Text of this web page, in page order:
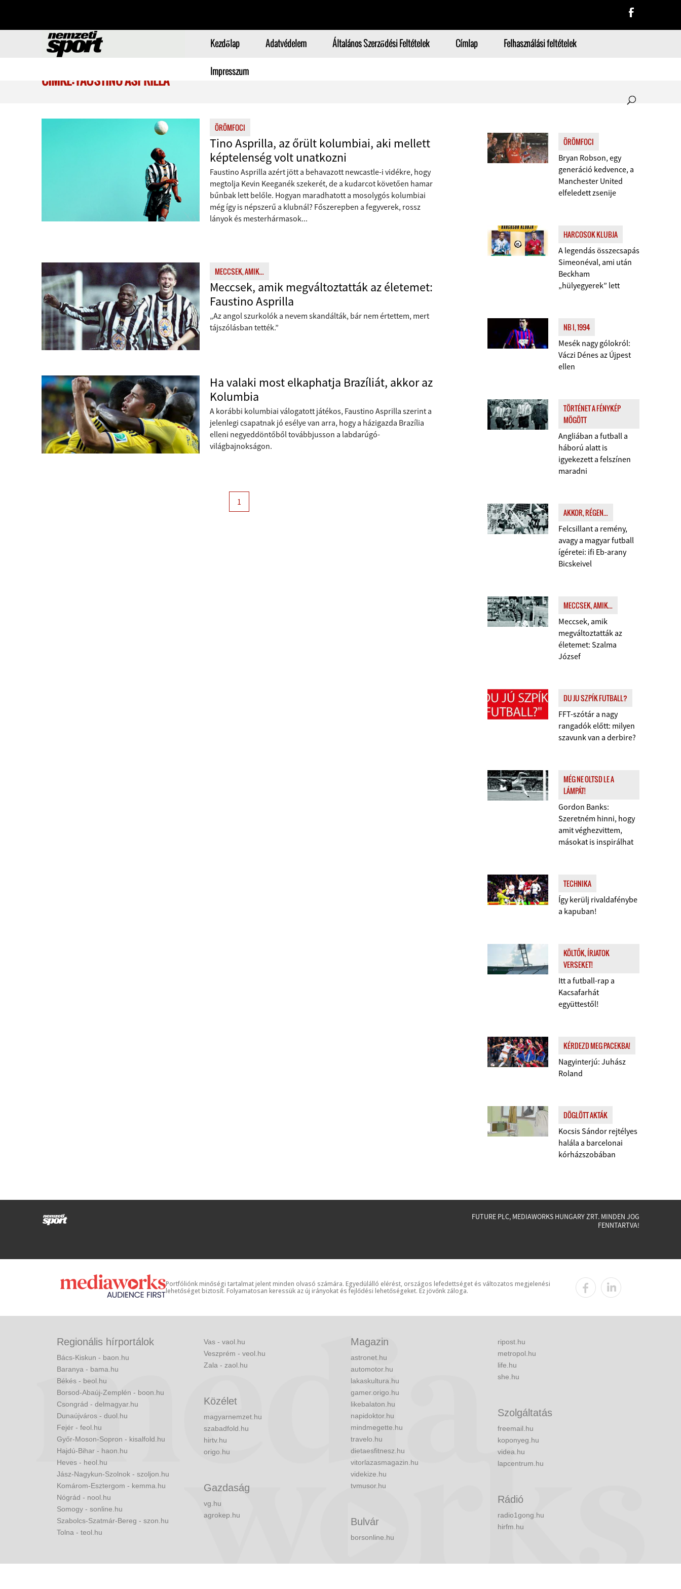
Kezdőlap Adatvédelem Általános Szerződési Feltételek Címlap Felhasználási feltételek
Impresszum
CÍMKE: FAUSTINO ASPRILLA
ÖRÖMFOCI
Tino Asprilla, az őrült kolumbiai, aki mellett
képtelenség volt unatkozni
Faustino Asprilla azért jött a behavazott newcastle-i vidékre, hogy
megtolja Kevin Keeganék szekerét, de a kudarcot követően hamar
bűnbak lett belőle. Hogyan maradhatott a mosolygós kolumbiai
még így is népszerű a klubnál? Főszerepben a fegyverek, rossz
lányok és mesterhármasok...
MECCSEK, AMIK...
Meccsek, amik megváltoztatták az életemet:
Faustino Asprilla
„Az angol szurkolók a nevem skandálták, bár nem értettem, mert
tájszólásban tették.”
Ha valaki most elkaphatja Brazíliát, akkor az
Kolumbia
A korábbi kolumbiai válogatott játékos, Faustino Asprilla szerint a
jelenlegi csapatnak jó esélye van arra, hogy a házigazda Brazília
elleni negyeddöntőből továbbjusson a labdarúgó-
világbajnokságon.
1
ÖRÖMFOCI
Bryan Robson, egy
generáció kedvence, a
Manchester United
elfeledett zsenije
HARCOSOK KLUBJA
A legendás összecsapás
Simeonéval, ami után
Beckham
„hülyegyerek” lett
NB I, 1994
Mesék nagy gólokról:
Váczi Dénes az Újpest
ellen
TÖRTÉNET A FÉNYKÉP
MÖGÖTT
Angliában a futball a
háború alatt is
igyekezett a felszínen
maradni
AKKOR, RÉGEN...
Felcsillant a remény,
avagy a magyar futball
ígéretei: ifi Eb-arany
Bicskeivel
MECCSEK, AMIK...
Meccsek, amik
megváltoztatták az
életemet: Szalma
József
DU JU SZPÍK FUTBALL?
FFT-szótár a nagy
rangadók előtt: milyen
szavunk van a derbire?
MÉG NE OLTSD LE A
LÁMPÁT!
Gordon Banks:
Szeretném hinni, hogy
amit véghezvittem,
másokat is inspirálhat
TECHNIKA
Így kerülj rivaldafénybe
a kapuban!
KÖLTŐK, ÍRJATOK
VERSEKET!
Itt a futball-rap a
Kacsafarhát
együttestől!
KÉRDEZD MEG PACEKBA!
Nagyinterjú: Juhász
Roland
DÖGLÖTT AKTÁK
Kocsis Sándor rejtélyes
halála a barcelonai
kórházszobában
FUTURE PLC, MEDIAWORKS HUNGARY ZRT. MINDEN JOG
FENNTARTVA!
Portfóliónk minőségi tartalmat jelent minden olvasó számára. Egyedülálló elérést, országos lefedettséget és változatos megjelenési
lehetőséget biztosít. Folyamatosan keressük az új irányokat és fejlődési lehetőségeket. Ez jövőnk záloga.
Regionális hírportálok
Bács-Kiskun - baon.hu
Baranya - bama.hu
Békés - beol.hu
Borsod-Abaúj-Zemplén - boon.hu
Csongrád - delmagyar.hu
Dunaújváros - duol.hu
Fejér - feol.hu
Győr-Moson-Sopron - kisalfold.hu
Hajdú-Bihar - haon.hu
Heves - heol.hu
Jász-Nagykun-Szolnok - szoljon.hu
Komárom-Esztergom - kemma.hu
Nógrád - nool.hu
Somogy - sonline.hu
Szabolcs-Szatmár-Bereg - szon.hu
Tolna - teol.hu
Vas - vaol.hu
Veszprém - veol.hu
Zala - zaol.hu
Közélet
magyarnemzet.hu
szabadfold.hu
hirtv.hu
origo.hu
Gazdaság
vg.hu
agrokep.hu
Magazin
astronet.hu
automotor.hu
lakaskultura.hu
gamer.origo.hu
likebalaton.hu
napidoktor.hu
mindmegette.hu
travelo.hu
dietaesfitnesz.hu
vitorlazasmagazin.hu
videkize.hu
tvmusor.hu
Bulvár
borsonline.hu
ripost.hu
metropol.hu
life.hu
she.hu
Szolgáltatás
freemail.hu
koponyeg.hu
videa.hu
lapcentrum.hu
Rádió
radio1gong.hu
hirfm.hu